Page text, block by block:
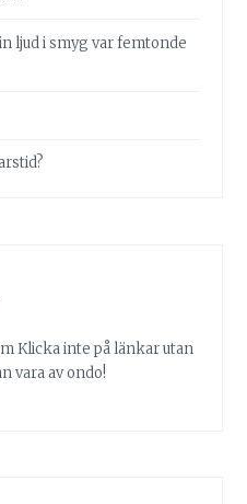
ljud i smyg var femtonde
Klicka inte på länkar utan
vara av ondo!